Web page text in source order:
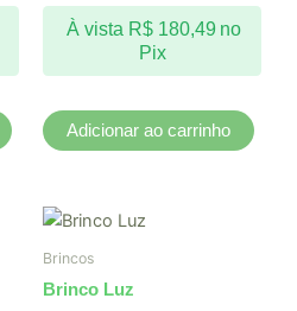
À vista R$180,49 no
Pix
Adicionar ao carrinho
Brincos
Brinco Luz